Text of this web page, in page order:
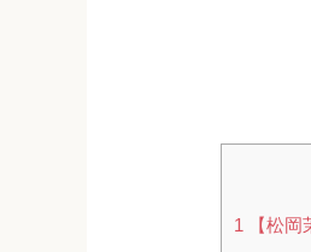
1 【松岡